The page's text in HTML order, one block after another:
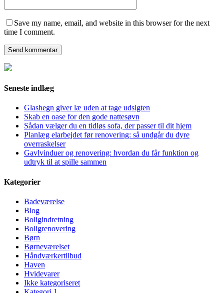
Save my name, email, and website in this browser for the next
time I comment.
Seneste indlæg
Glashegn giver læ uden at tage udsigten
Skab en oase for den gode nattesøvn
Sådan vælger du en tidløs sofa, der passer til dit hjem
Planlæg elarbejdet før renovering: så undgår du dyre
overraskelser
Gavlvinduer og renovering: hvordan du får funktion og
udtryk til at spille sammen
Kategorier
Badeværelse
Blog
Boligindretning
Boligrenovering
Børn
Børneværelset
Håndværkertilbud
Haven
Hvidevarer
Ikke kategoriseret